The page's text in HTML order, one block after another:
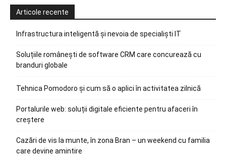
Articole recente
Infrastructura inteligentă și nevoia de specialiști IT
Soluțiile românești de software CRM care concurează cu
branduri globale
Tehnica Pomodoro și cum să o aplici în activitatea zilnică
Portalurile web: soluții digitale eficiente pentru afaceri în
creștere
Cazări de vis la munte, în zona Bran – un weekend cu familia
care devine amintire